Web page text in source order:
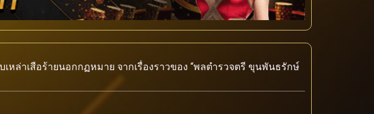
ล่าเสือร้ายนอกกฏหมาย จากเรื่องราวของ “พลตำรวจตรี ขุนพันธรักษ์